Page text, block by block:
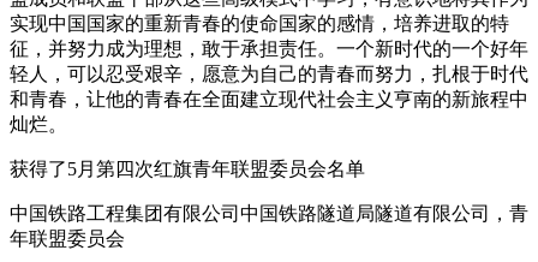
实现中国国家的重新青春的使命国家的感情，培养进取的特
征，并努力成为理想，敢于承担责任。一个新时代的一个好年
轻人，可以忍受艰辛，愿意为自己的青春而努力，扎根于时代
和青春，让他的青春在全面建立现代社会主义亨南的新旅程中
灿烂。
获得了5月第四次红旗青年联盟委员会名单
中国铁路工程集团有限公司中国铁路隧道局隧道有限公司，青
年联盟委员会